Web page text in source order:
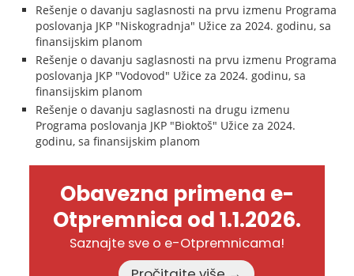
Rešenje o davanju saglasnosti na prvu izmenu Programa
poslovanja JKP "Niskogradnja" Užice za 2024. godinu, sa
finansijskim planom
Rešenje o davanju saglasnosti na prvu izmenu Programa
poslovanja JKP "Vodovod" Užice za 2024. godinu, sa
finansijskim planom
Rešenje o davanju saglasnosti na drugu izmenu
Programa poslovanja JKP "Bioktoš" Užice za 2024.
godinu, sa finansijskim planom
Obavezna primena e-
Otpremnica od 1.1.2026.
Saznajte sve o e-Otpremnicama!